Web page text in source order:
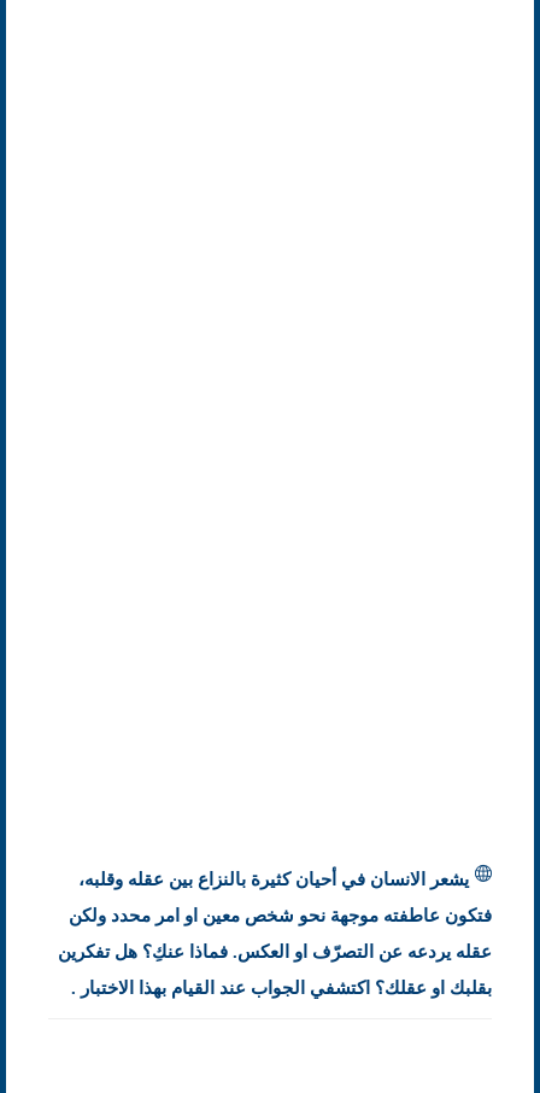
يشعر الانسان في أحيان كثيرة بالنزاع بين عقله وقلبه،
فتكون عاطفته موجهة نحو شخص معين او امر محدد ولكن
عقله يردعه عن التصرّف او العكس. فماذا عنكِ؟ هل تفكرين
بقلبك او عقلك؟ اكتشفي الجواب عند القيام بهذا الاختبار .